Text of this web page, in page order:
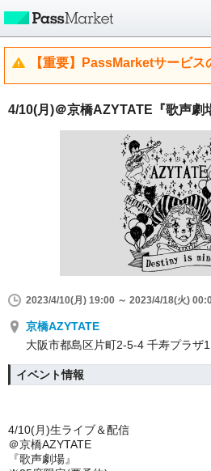
【重要】PassMarketサービス
4/10(月)＠京橋AZYTATE『歌声劇
2023/4/10(月) 19:00 ～ 2023/4/18(火)
京橋AZYTATE
大阪市都島区片町2-5-4 千寿プラザ
イベント情報
4/10(月)生ライブ＆配信
＠京橋AZYTATE
『歌声劇場』